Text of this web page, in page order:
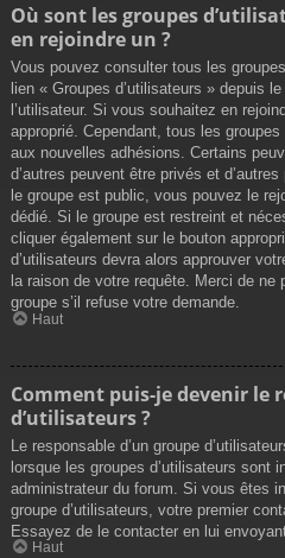
Où sont les groupes
en rejoindre un ?
Vous pouvez consulter tous les
lien « Groupes d’utilisateurs » depuis
l’utilisateur. Si vous souhaitez en
approprié. Cependant, tous les
aux nouvelles adhésions. Certains
d’autres peuvent être privés et
le groupe est public, vous pouvez le
dédié. Si le groupe est restreint et
cliquer également sur le bouton
d’utilisateurs devra alors approuver
la raison de votre requête. Merci de ne
groupe s’il refuse votre demande.
Haut
Comment puis-je devenir le
d’utilisateurs ?
Le responsable d’un groupe
lorsque les groupes d’utilisateurs sont
administrateur du forum. Si vous êtes
groupe d’utilisateurs, votre premier
Essayez de le contacter en lui
Haut